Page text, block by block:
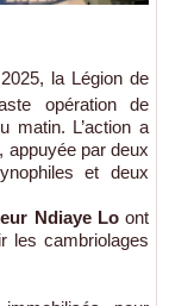
la Légion de
opération de
matin. L’action a
appuyée par deux
et deux
Ndiaye Loont
les cambriolages